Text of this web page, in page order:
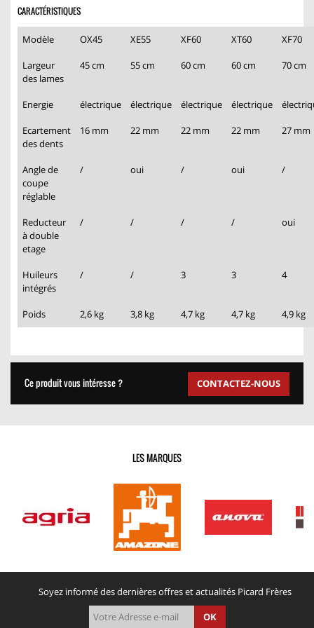
CARACTÉRISTIQUES
Modèle OX45 XE55 XF60 XT60 XF70
Largeur
des lames
45 cm 55 cm 60 cm 60 cm 70 cm
Energie électrique électrique électrique électrique
Ecartement
des dents
16 mm 22 mm 22 mm 22 mm 27 mm
Angle de
coupe
réglable
/ oui / oui /
Reducteur
à double
etage
/ / / / oui
Huileurs
intégrés
/ / 3 3 4
Poids 2,6 kg 3,8 kg 4,7 kg 4,7 kg 4,9 kg
CONTACTEZ-NOUS
Ce produit vous intéresse ?
LES MARQUES
Soyez informé des dernières offres et actualités Picard Frères
OK